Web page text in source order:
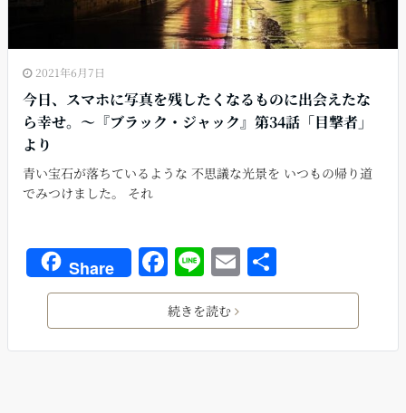
2021年6月7日
今日、スマホに写真を残したくなるものに出会えたな
ら幸せ。〜『ブラック・ジャック』第34話「目撃者」
より
青い宝石が落ちているような 不思議な光景を いつもの帰り道
でみつけました。 それ
Share F
a
c
e
Li
n
e
E
m
ai
l
有
続きを読む